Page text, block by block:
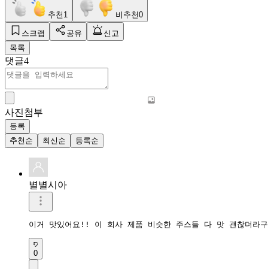
추천 1 비추천0
스크랩 공유
신고
목록
댓글4
사진첨부
등록
추천순
최신순 등록순
별별시아
이거 맛있어요!! 이 회사 제품 비슷한 주스들 다 맛 괜찮더라
0